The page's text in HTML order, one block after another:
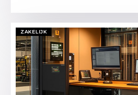
ZAKELIJK